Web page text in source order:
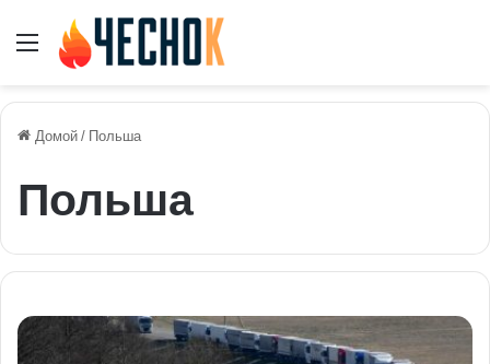
Меню
Домой / Польша
Польша